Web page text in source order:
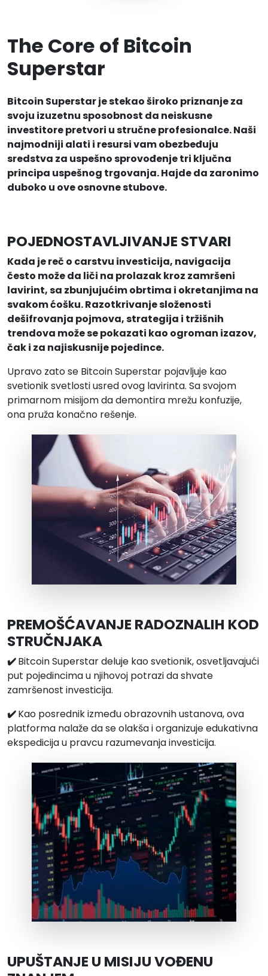
The Core of Bitcoin
Superstar
Bitcoin Superstar je stekao široko priznanje za
svoju izuzetnu sposobnost da neiskusne
investitore pretvori u stručne profesionalce. Naši
najmodniji alati i resursi vam obezbeđuju
sredstva za uspešno sprovođenje tri ključna
principa uspešnog trgovanja. Hajde da zaronimo
duboko u ove osnovne stubove.
POJEDNOSTAVLJIVANJE STVARI
Kada je reč o carstvu investicija, navigacija
često može da liči na prolazak kroz zamršeni
lavirint, sa zbunjujućim obrtima i okretanjima na
svakom ćošku. Razotkrivanje složenosti
dešifrovanja pojmova, strategija i tržišnih
trendova može se pokazati kao ogroman izazov,
čak i za najiskusnije pojedince.
Upravo zato se Bitcoin Superstar pojavljuje kao
svetionik svetlosti usred ovog lavirinta. Sa svojom
primarnom misijom da demontira mrežu konfuzije,
ona pruža konačno rešenje.
PREMOŠĆAVANJE RADOZNALIH KOD
STRUČNJAKA
✔️Bitcoin Superstar deluje kao svetionik, osvetljavajući
put pojedincima u njihovoj potrazi da shvate
zamršenost investicija.
✔️Kao posrednik između obrazovnih ustanova, ova
platforma nalaže da se olakša i organizuje edukativna
ekspedicija u pravcu razumevanja investicija.
UPUŠTANJE U MISIJU VOĐENU